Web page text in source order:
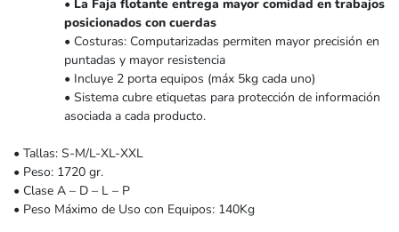
• La Faja flotante entrega mayor comidad en trabajos
posicionados con cuerdas
• Costuras: Computarizadas permiten mayor precisión en
puntadas y mayor resistencia
• Incluye 2 porta equipos (máx 5kg cada uno)
• Sistema cubre etiquetas para protección de información
asociada a cada producto.
• Tallas: S-M/L-XL-XXL
• Peso: 1720 gr.
• Clase A – D – L – P
• Peso Máximo de Uso con Equipos: 140Kg